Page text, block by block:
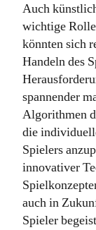
Auch
wichtige
könnten sich
Handeln des
spannender
Algorithmen
die
Spielers
innovativer
auch in
Spieler